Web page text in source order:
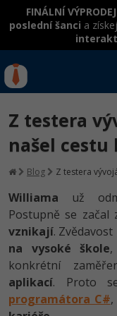
FINÁLNÍ
poslední šanci a
hrazené
Umělá
Datová
Školení
Základy
Umělá
Školení
C# .NET
Kurzy IT
Junior
Senior
Front-
Kurzy
Jak začít?
Java -80%
C#.NET -
Kurzy e-
Datová
Kurzy
HTML/
Kariéra
Pro firmy
Přihlásit se|
Z testera
našel cestu
Blog Z testera
Williama už
Postupně se začal
vznikají.
na vysoké škole
konkrétní
aplikací. Proto
programátora C#